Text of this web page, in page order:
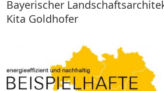
Bayerischer
Kita Goldhofer